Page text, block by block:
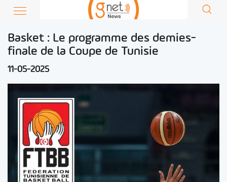
Basket : Le programme des demies-
finale de la Coupe de Tunisie
11-05-2025